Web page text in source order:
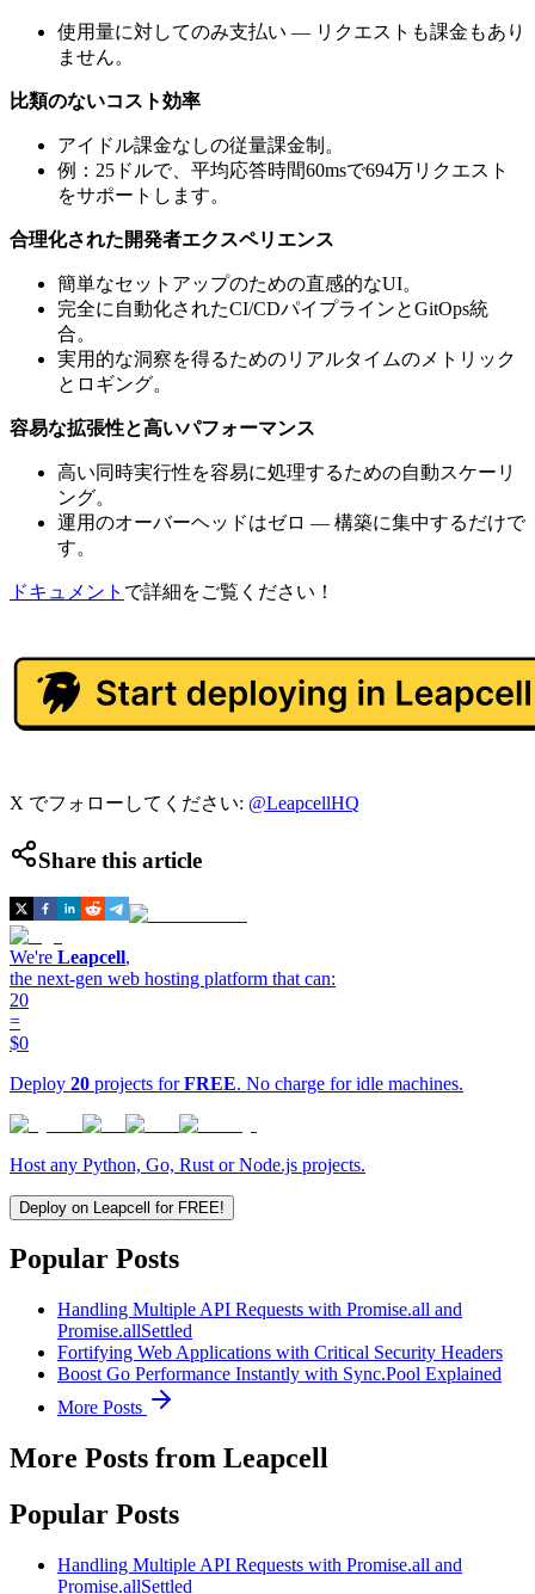
使用量に対してのみ支払い — リクエストも課金もあり
ません。
比類のないコスト効率
アイドル課金なしの従量課金制。
例：25ドルで、平均応答時間60msで694万リクエスト
をサポートします。
合理化された開発者エクスペリエンス
簡単なセットアップのための直感的なUI。
完全に自動化されたCI/CDパイプラインとGitOps統
合。
実用的な洞察を得るためのリアルタイムのメトリック
とロギング。
容易な拡張性と高いパフォーマンス
高い同時実行性を容易に処理するための自動スケーリ
ング。
運用のオーバーヘッドはゼロ — 構築に集中するだけで
す。
ドキュメント で詳細をご覧ください！
X でフォローしてください: @LeapcellHQ
Share this article
We're Leapcell,
the next-gen web hosting platform that can:
20
=
$0
Deploy 20 projects forFREE. No charge for idle machines.
Host any Python, Go, Rust or Node.js projects.
Deploy on Leapcell for FREE!
Popular Posts
Handling Multiple API Requests with Promise.all and
Promise.allSettled
Fortifying Web Applications with Critical Security Headers
Boost Go Performance Instantly with Sync.Pool Explained
More Posts
More Posts from Leapcell
Popular Posts
Handling Multiple API Requests with Promise.all and
Promise.allSettled